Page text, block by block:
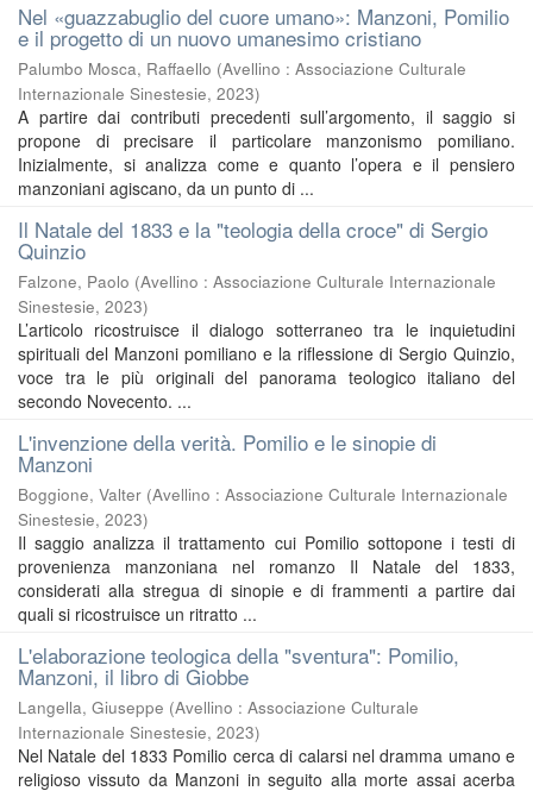
Nel «guazzabuglio del cuore umano»: Manzoni, Pomilio
e il progetto di un nuovo umanesimo cristiano
Palumbo Mosca, Raffaello (Avellino : Associazione Culturale
Internazionale Sinestesie, 2023)
A partire dai contributi precedenti sull’argomento, il saggio si
propone di precisare il particolare manzonismo pomiliano.
Inizialmente, si analizza come e quanto l’opera e il pensiero
manzoniani agiscano, da un punto di ...
Il Natale del 1833 e la "teologia della croce" di Sergio
Quinzio
Falzone, Paolo (Avellino : Associazione Culturale Internazionale
Sinestesie, 2023)
L’articolo ricostruisce il dialogo sotterraneo tra le inquietudini
spirituali del Manzoni pomiliano e la riflessione di Sergio Quinzio,
voce tra le più originali del panorama teologico italiano del
secondo Novecento. ...
L'invenzione della verità. Pomilio e le sinopie di
Manzoni
Boggione, Valter (Avellino : Associazione Culturale Internazionale
Sinestesie, 2023)
Il saggio analizza il trattamento cui Pomilio sottopone i testi di
provenienza manzoniana nel romanzo Il Natale del 1833,
considerati alla stregua di sinopie e di frammenti a partire dai
quali si ricostruisce un ritratto ...
L'elaborazione teologica della "sventura": Pomilio,
Manzoni, il libro di Giobbe
Langella, Giuseppe (Avellino : Associazione Culturale
Internazionale Sinestesie, 2023)
Nel Natale del 1833 Pomilio cerca di calarsi nel dramma umano e
religioso vissuto da Manzoni in seguito alla morte assai acerba